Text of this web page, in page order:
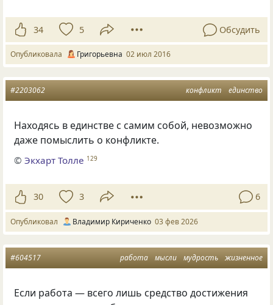
34 5 Обсудить
Опубликовала Григорьевна 02 июл 2016
конфликт единство
#2203062
Находясь в единстве с самим собой, невозможно
даже помыслить о конфликте.
©Экхарт Толле 129
30 3 6
Опубликовал Владимир Кириченко 03 фев 2026
работа мысли мудрость жизненное
#604517
Если работа — всего лишь средство достижения